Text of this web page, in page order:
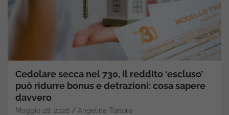
Cedolare secca nel 730, il reddito ‘escluso’
può ridurre bonus e detrazioni: cosa sapere
davvero
Maggio 28, 2026 Angelina Tortora